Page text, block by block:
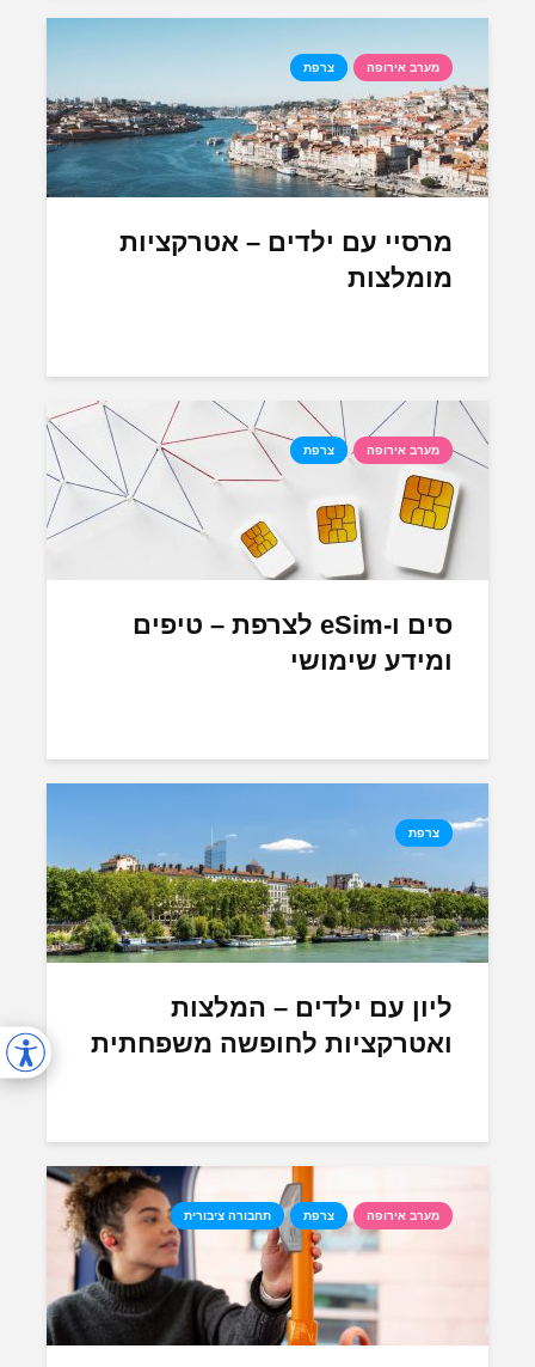
מערב אירופה צרפת
מרסיי עם ילדים – אטרקציות
מומלצות
מערב אירופה צרפת
סים ו-eSim לצרפת – טיפים
ומידע שימושי
צרפת
ליון עם ילדים – המלצות
ואטרקציות לחופשה משפחתית
מערב אירופה צרפת תחבורה ציבורית